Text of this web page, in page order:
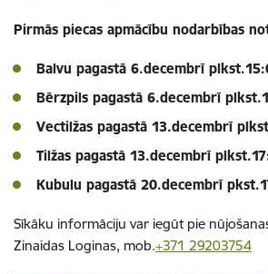
Pirmās piecas apmācību nodarbības
Balvu pagastā 6.decembrī
Bērzpils pagastā 6.decembrī
Vectilžas pagastā 13.decembrī
Tilžas pagastā 13.decembrī
Kubulu pagastā 20.decembrī
Sīkāku informāciju var iegūt pie
Zinaidas Loginas, mob.+371 29203754